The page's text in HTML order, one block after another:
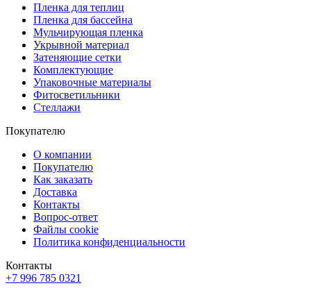
Пленка для теплиц
Пленка для бассейна
Мульчирующая пленка
Укрывной материал
Затеняющие сетки
Комплектующие
Упаковочные материалы
Фитосветильники
Стеллажи
Покупателю
О компании
Покупателю
Как заказать
Доставка
Контакты
Вопрос-ответ
Файлы cookie
Политика конфиденциальности
Контакты
+7 996 785 0321